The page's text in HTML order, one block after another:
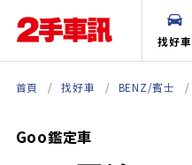
找好車
首頁 找好車 BENZ/賓士
Goo鑑定車